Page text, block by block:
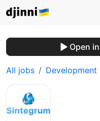
Open
All jobs Development